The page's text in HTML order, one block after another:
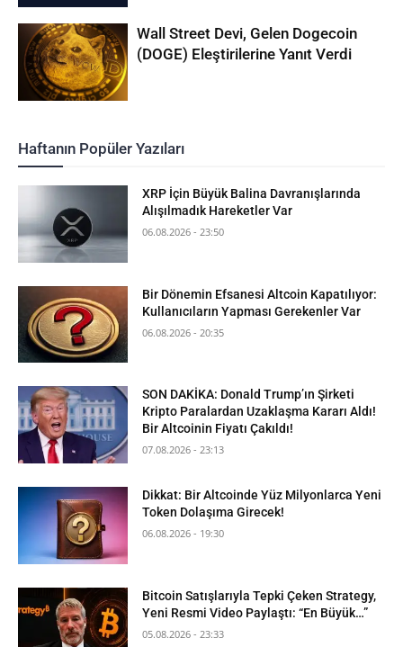
Wall Street Devi, Gelen Dogecoin
(DOGE) Eleştirilerine Yanıt Verdi
Haftanın Popüler Yazıları
XRP İçin Büyük Balina Davranışlarında
Alışılmadık Hareketler Var
06.08.2026 - 23:50
Bir Dönemin Efsanesi Altcoin Kapatılıyor:
Kullanıcıların Yapması Gerekenler Var
06.08.2026 - 20:35
SON DAKİKA: Donald Trump’ın Şirketi
Kripto Paralardan Uzaklaşma Kararı Aldı!
Bir Altcoinin Fiyatı Çakıldı!
07.08.2026 - 23:13
Dikkat: Bir Altcoinde Yüz Milyonlarca Yeni
Token Dolaşıma Girecek!
06.08.2026 - 19:30
Bitcoin Satışlarıyla Tepki Çeken Strategy,
Yeni Resmi Video Paylaştı: “En Büyük…”
05.08.2026 - 23:33